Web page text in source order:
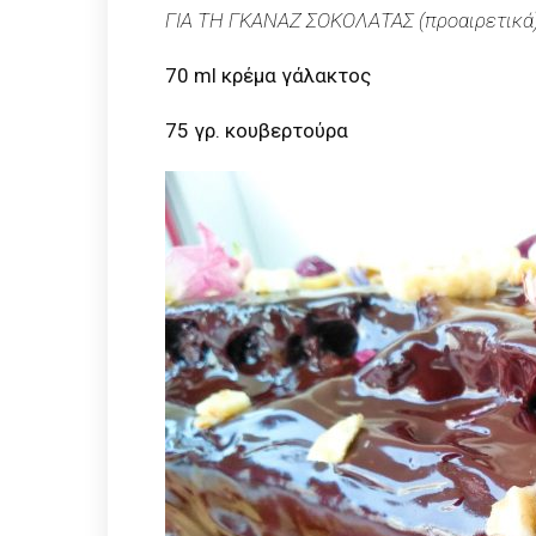
ΓΙΑ ΤΗ ΓΚΑΝΑΖ ΣΟΚΟΛΑΤΑΣ
70 ml κρέμα γάλακτος
75 γρ. κουβερτούρα